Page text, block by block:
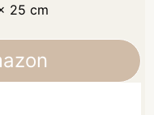
25 cm